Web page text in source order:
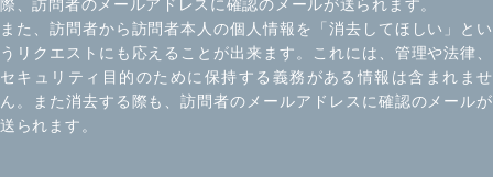
際、訪問者のメールアドレスに確認のメールが送られます。
また、訪問者から訪問者本人の個人情報を「消去してほしい」とい
うリクエストにも応えることが出来ます。これには、管理や法律、
セキュリティ目的のために保持する義務がある情報は含まれませ
ん。また消去する際も、訪問者のメールアドレスに確認のメールが
送られます。